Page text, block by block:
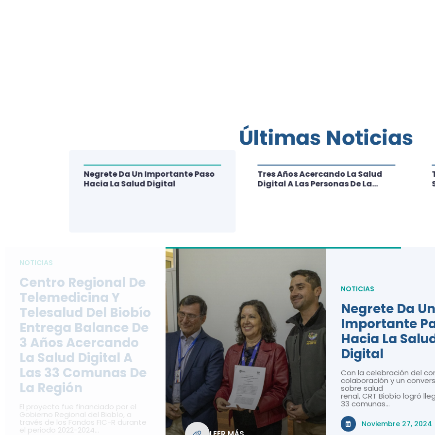
NOTICIAS
Centro Regional De
Telemedicina Y
Telesalud Del Biobío
Entrega Balance De
3 Años Acercando
La Salud Digital A
Las 33 Comunas De
La Región
El proyecto fue financiado por el
Gobierno Regional del Biobío, a
través de los Fondos FIC-R durante
el periodo 2022-2024…
NOTICIAS
Negrete Da Un
Importante
Hacia La
Digital
Con la celebración del
colaboración y un
sobre salud
renal, CRT Biobío logró
33 comunas…
Noviembre 27, 2024
Negrete Da Un Importante Paso
Hacia La Salud Digital
Tres Años Acercando La Salud
Digital A Las Personas De La
Últimas Noticias